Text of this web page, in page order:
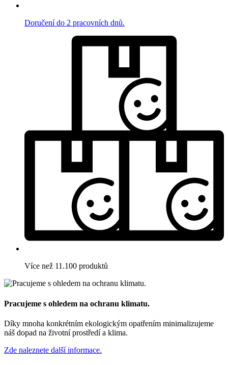
Doručení do 2 pracovních dnů.
Více než 11.100 produktů
Pracujeme s ohledem na ochranu klimatu.
Díky mnoha konkrétním ekologickým opatřením minimalizujeme
náš dopad na životní prostředí a klima.
Zde naleznete další informace.